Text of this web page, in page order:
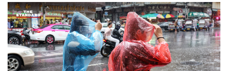
ภาคตะวันออกเฉียงเหนือ: จังหวัดเลย หนองคาย บึงกาฬ
หนองบัวลำภู อุดรธานี สกลนคร นครพนม ชัยภูมิ ขอนแก่น
กาฬสินธุ์ มุกดาหาร มหาสารคาม ร้อยเอ็ด ยโสธร
อำนาจเจริญ นครราชสีมา บุรีรัมย์ สุรินทร์ ศรีสะเกษ และ
อุบลราชธานี